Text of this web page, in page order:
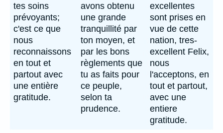
tes soins
prévoyants;
c'est ce que
nous
reconnaissons
en tout et
partout avec
une entière
gratitude.
avons obtenu
une grande
tranquillité par
ton moyen, et
par les bons
règlements que
tu as faits pour
ce peuple,
selon ta
prudence.
excellentes
sont prises en
vue de cette
nation, tres-
excellent Felix,
nous
l'acceptons, en
tout et partout,
avec une
entiere
gratitude.